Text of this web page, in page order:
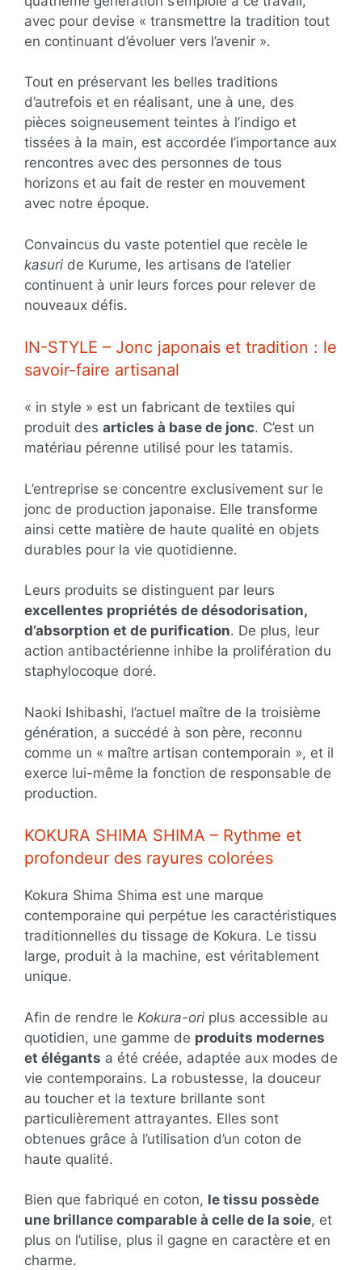
avec pour devise « transmettre la tradition tout
en continuant d’évoluer vers l’avenir ».
Tout en préservant les belles traditions
d’autrefois et en réalisant, une à une, des
pièces soigneusement teintes à l’indigo et
tissées à la main, est accordée l’importance aux
rencontres avec des personnes de tous
horizons et au fait de rester en mouvement
avec notre époque.
Convaincus du vaste potentiel que recèle le
kasuri de Kurume, les artisans de l’atelier
continuent à unir leurs forces pour relever de
nouveaux défis.
IN-STYLE – Jonc japonais et tradition : le
savoir-faire artisanal
« in style » est un fabricant de textiles qui
produit des articles à base de jonc. C’est un
matériau pérenne utilisé pour les tatamis.
L’entreprise se concentre exclusivement sur le
jonc de production japonaise. Elle transforme
ainsi cette matière de haute qualité en objets
durables pour la vie quotidienne.
Leurs produits se distinguent par leurs
excellentes propriétés de désodorisation,
d’absorption et de purification. De plus, leur
action antibactérienne inhibe la prolifération du
staphylocoque doré.
Naoki Ishibashi, l’actuel maître de la troisième
génération, a succédé à son père, reconnu
comme un « maître artisan contemporain », et il
exerce lui-même la fonction de responsable de
production.
KOKURA SHIMA SHIMA – Rythme et
profondeur des rayures colorées
Kokura Shima Shima est une marque
contemporaine qui perpétue les caractéristiques
traditionnelles du tissage de Kokura. Le tissu
large, produit à la machine, est véritablement
unique.
Afin de rendre le Kokura-ori plus accessible au
quotidien, une gamme de produits modernes
et élégants a été créée, adaptée aux modes de
vie contemporains. La robustesse, la douceur
au toucher et la texture brillante sont
particulièrement attrayantes. Elles sont
obtenues grâce à l’utilisation d’un coton de
haute qualité.
Bien que fabriqué en coton, le tissu possède
une brillance comparable à celle de la soie, et
plus on l’utilise, plus il gagne en caractère et en
charme.